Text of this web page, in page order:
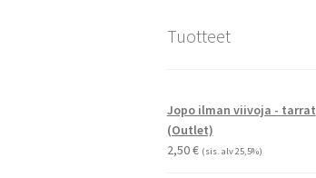
Tuotteet
Jopo ilman viivoja - tarrat
(Outlet)
2,50€ (sis. alv 25,5%)